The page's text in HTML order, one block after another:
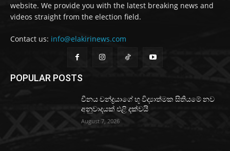
website. We provide you with the latest breaking news and
videos straight from the election field.
Contact us: info@elakirinews.com
POPULAR POSTS
චීනය චන්ද්‍රයාගේ භූ විද්‍යාත්මක සිතියමේ නව
අනුවාදයක් එළි දක්වයි
August 7, 2026